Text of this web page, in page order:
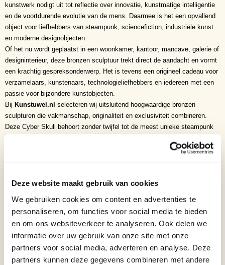
Deze website maakt gebruik van cookies
We gebruiken cookies om content en advertenties te
personaliseren, om functies voor social media te bieden
en om ons websiteverkeer te analyseren. Ook delen we
informatie over uw gebruik van onze site met onze
partners voor social media, adverteren en analyse. Deze
partners kunnen deze gegevens combineren met andere
kunstwerk nodigt uit tot reflectie over innovatie, kunstmatige intelligentie
en de voortdurende evolutie van de mens. Daarmee is het een opvallend
object voor liefhebbers van steampunk, sciencefiction, industriële kunst
en moderne designobjecten.
Of het nu wordt geplaatst in een woonkamer, kantoor, mancave, galerie of
designinterieur, deze bronzen sculptuur trekt direct de aandacht en vormt
een krachtig gespreksonderwerp. Het is tevens een origineel cadeau voor
verzamelaars, kunstenaars, technologieliefhebbers en iedereen met een
passie voor bijzondere kunstobjecten.
Bij Kunstuwel.nl selecteren wij uitsluitend hoogwaardige bronzen
sculpturen die vakmanschap, originaliteit en exclusiviteit combineren.
Deze Cyber Skull behoort zonder twijfel tot de meest unieke steampunk
kunstwerken uit onze collectie.
✅ Handmatig gepatineerd
✅ Symboliseert technologie, evolutie en vergankelijkheid
✅ Exclusief verzamelobject
✅ Opvallende blikvanger voor moderne interieurs
Symboliek
• Technologie
• Innovatie